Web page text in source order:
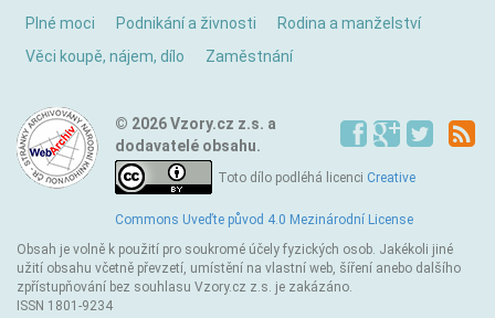
Plné moci
Podnikání a živnosti
Rodina a manželství
Věci koupě, nájem, dílo
Zaměstnání
© 2026 Vzory.cz z.s. a
dodavatelé obsahu.
Toto dílo podléhá licenci Creative
Commons Uveďte původ 4.0 Mezinárodní License
Obsah je volně k použití pro soukromé účely fyzických osob. Jakékoli jiné
užití obsahu včetně převzetí, umístění na vlastní web, šíření anebo dalšího
zpřístupňování bez souhlasu Vzory.cz z.s. je zakázáno.
ISSN 1801-9234